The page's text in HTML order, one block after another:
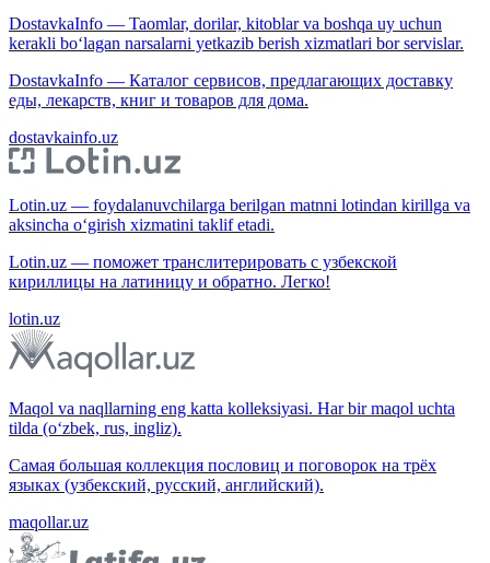
DostavkaInfo — Taomlar, dorilar, kitoblar va boshqa uy uchun
kerakli bo‘lagan narsalarni yetkazib berish xizmatlari bor servislar.
DostavkaInfo — Каталог сервисов, предлагающих доставку
еды, лекарств, книг и товаров для дома.
dostavkainfo.uz
Lotin.uz — foydalanuvchilarga berilgan matnni lotindan kirillga va
aksincha o‘girish xizmatini taklif etadi.
Lotin.uz — поможет транслитерировать с узбекской
кириллицы на латиницу и обратно. Легко!
lotin.uz
Maqol va naqllarning eng katta kolleksiyasi. Har bir maqol uchta
tilda (o‘zbek, rus, ingliz).
Самая большая коллекция пословиц и поговорок на трёх
языках (узбекский, русский, английский).
maqollar.uz